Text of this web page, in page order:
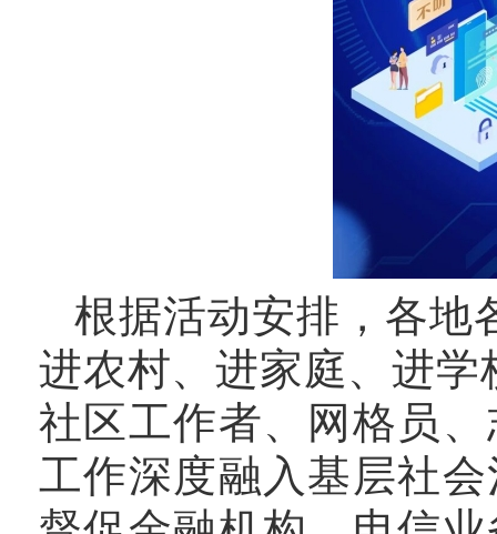
根据活动安排，各地
进农村、进家庭、进
社区工作者、网格员
工作深度融入基层社